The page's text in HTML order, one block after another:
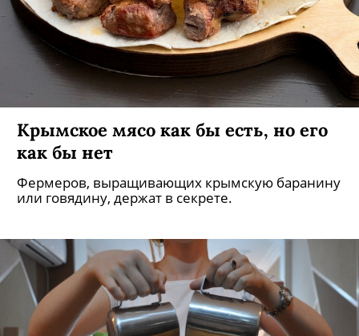
Крымское мясо как бы есть, но его
как бы нет
Фермеров, выращивающих крымскую баранину
или говядину, держат в секрете.